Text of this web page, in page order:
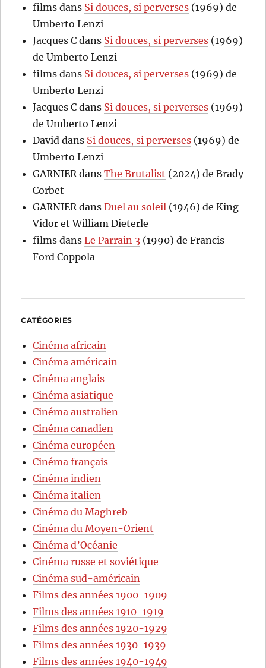
films dans Si douces, si perverses (1969) de
Umberto Lenzi
Jacques C dans Si douces, si perverses (1969)
de Umberto Lenzi
films dans Si douces, si perverses (1969) de
Umberto Lenzi
Jacques C dans Si douces, si perverses (1969)
de Umberto Lenzi
David dans Si douces, si perverses (1969) de
Umberto Lenzi
GARNIER dansThe Brutalist (2024) de Brady
Corbet
GARNIER dansDuel au soleil (1946) de King
Vidor et William Dieterle
films dansLe Parrain 3 (1990) de Francis
Ford Coppola
CATÉGORIES
Cinéma africain
Cinéma américain
Cinéma anglais
Cinéma asiatique
Cinéma australien
Cinéma canadien
Cinéma européen
Cinéma français
Cinéma indien
Cinéma italien
Cinéma du Maghreb
Cinéma du Moyen-Orient
Cinéma d’Océanie
Cinéma russe et soviétique
Cinéma sud-américain
Films des années 1900-1909
Films des années 1910-1919
Films des années 1920-1929
Films des années 1930-1939
Films des années 1940-1949